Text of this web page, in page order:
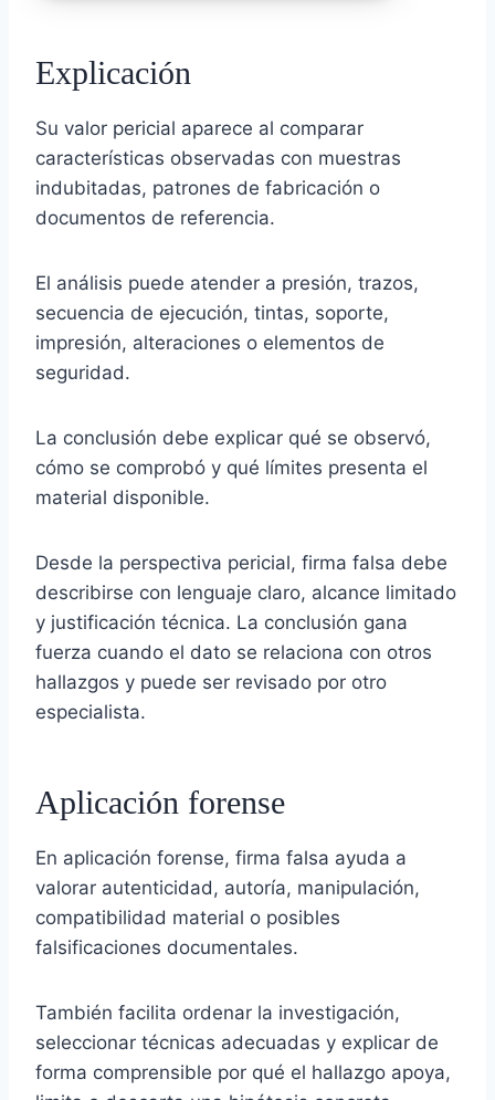
Explicación
Su valor pericial aparece al comparar
características observadas con muestras
indubitadas, patrones de fabricación o
documentos de referencia.
El análisis puede atender a presión, trazos,
secuencia de ejecución, tintas, soporte,
impresión, alteraciones o elementos de
seguridad.
La conclusión debe explicar qué se observó,
cómo se comprobó y qué límites presenta el
material disponible.
Desde la perspectiva pericial, firma falsa debe
describirse con lenguaje claro, alcance limitado
y justificación técnica. La conclusión gana
fuerza cuando el dato se relaciona con otros
hallazgos y puede ser revisado por otro
especialista.
Aplicación forense
En aplicación forense, firma falsa ayuda a
valorar autenticidad, autoría, manipulación,
compatibilidad material o posibles
falsificaciones documentales.
También facilita ordenar la investigación,
seleccionar técnicas adecuadas y explicar de
forma comprensible por qué el hallazgo apoya,